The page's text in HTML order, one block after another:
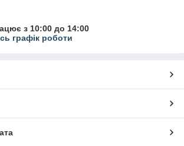
з 10:00 до 14:00
графік роботи